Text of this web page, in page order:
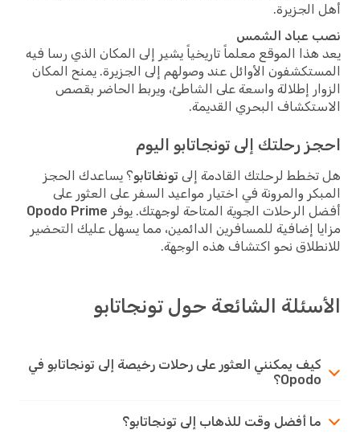
عباد الشمس
الموقع معلماً تاريخياً يشير إلى المكان الذي رسا فيه
الأوائل عند وصولهم إلى الجزيرة. يمنح المكان
إطلالة واسعة على الشاطئ، ويربط الحاضر بقصص
البحري القديمة.
رحلتك إلى تونجاتابو اليوم
لرحلتك القادمة إلىتونغاتابو؟ يساعدك الحجز
والمرونة في اختيار مواعيد السفر على العثور على
الرحلات الجوية المتاحة لوجهتك. يوفرOpodo Prime
إضافية للمسافرين الدائمين، مما يسهل عليك التحضير
نحو اكتشاف هذه الوجهة.
الشائعة حول تونجاتابو
كيف يمكنني العثور على رحلات رخيصة إلى تونجاتابو في
Opodo؟
ما أفضل وقت للذهاب إلى تونجاتابو؟